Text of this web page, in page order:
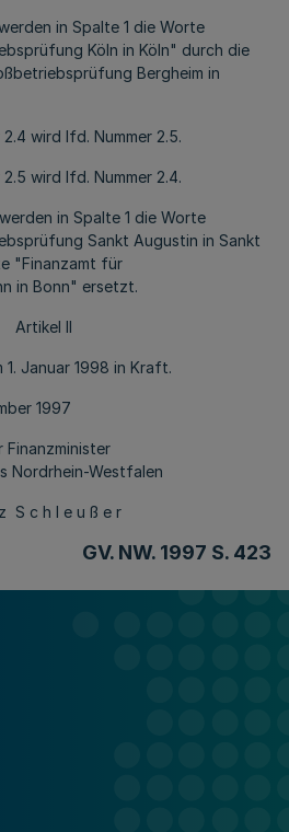
in Spalte 1 die Worte
Köln in Köln" durch die
Bergheim in
wird lfd. Nummer 2.5.
wird lfd. Nummer 2.4.
in Spalte 1 die Worte
Sankt Augustin in Sankt
"Finanzamt für
in Bonn" ersetzt.
Artikel II
Januar 1998 in Kraft.
1997
Finanzminister
Nordrhein-Westfalen
S c h l e u ß e r
GV. NW. 1997 S. 423